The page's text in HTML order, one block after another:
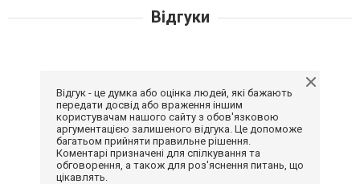
Відгуки
Відгук - це думка або оцінка людей, які бажають
передати досвід або враження іншим
користувачам нашого сайту з обов'язковою
аргументацією залишеного відгука. Це допоможе
багатьом прийняти правильне рішення.
Коментарі призначені для спілкування та
обговорення, а також для роз'яснення питань, що
цікавлять.